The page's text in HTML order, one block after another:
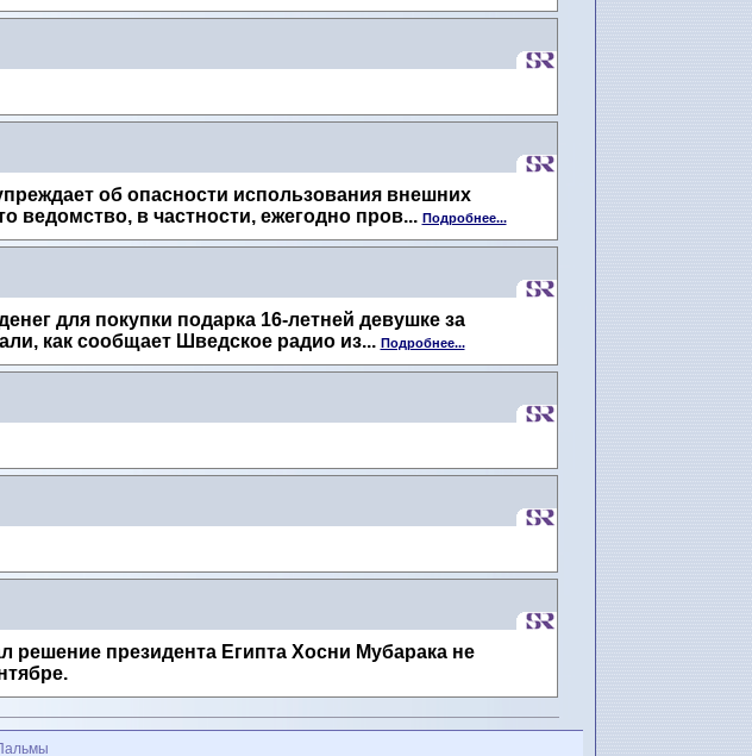
об опасности использования внешних
ведомство, в частности, ежегодно пров... Подробнее...
для покупки подарка 16-летней девушке за
как сообщает Шведское радио из... Подробнее...
президента Египта Хосни Мубарака не